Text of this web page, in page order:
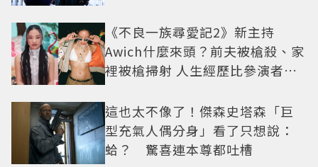
《不良一族尋愛記2》新主持
Awich什麼來頭？前夫被槍殺、家
裡被槍掃射 人生經歷比參演者還
這也太不像了！傑森史塔森「巨
型充氣人偶分身」看了只想說：
蛤？ 驚喜連本尊都吐槽